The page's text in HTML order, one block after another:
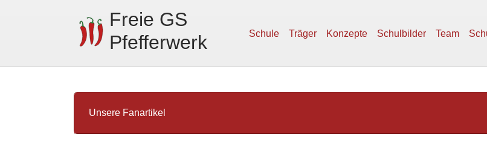
Freie GS
Pfefferwerk
Schule Träger Konzepte Schulbilder Team
Unsere Fanartikel